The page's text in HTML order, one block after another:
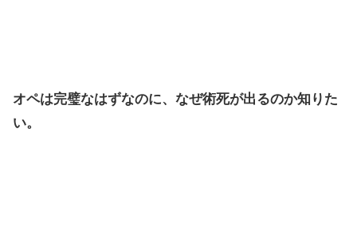
オペは完璧なはずなのに、なぜ術死が出るのか知りた
い。